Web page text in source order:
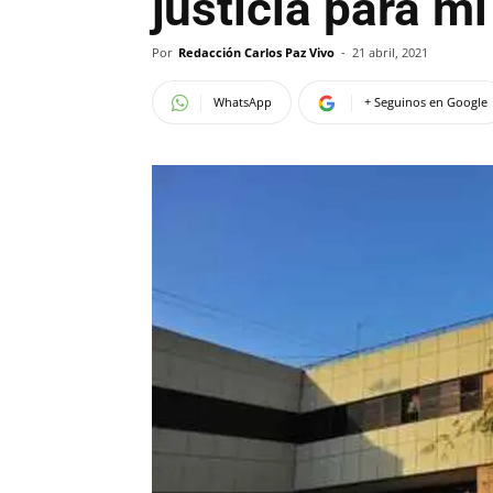
Por Redacción Carlos Paz Vivo - 21 abril, 2021
WhatsApp + Seguinos en Google